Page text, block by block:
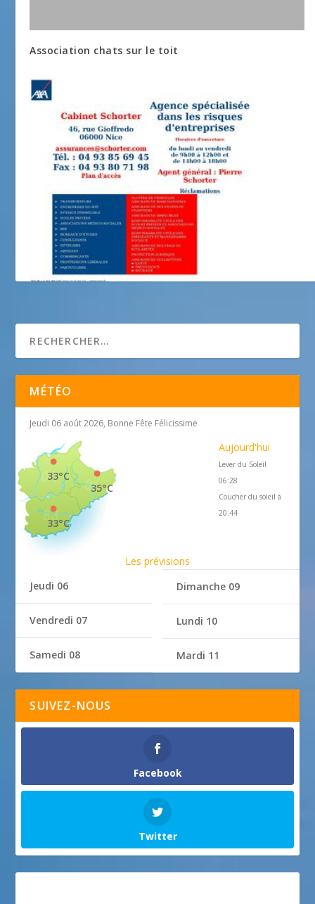
Association chats sur le toit
MÉTÉO
Jeudi 06 août 2026, Bonne Fête Félicissime
35°C
33°C
33°C
Aujourd'hui
Lever du Soleil
06:28
Coucher du soleil à
20:44
Les prévisions
Jeudi 06
Vendredi 07
Samedi 08
Dimanche 09
Lundi 10
Mardi 11
SUIVEZ-NOUS
Facebook
Twitter